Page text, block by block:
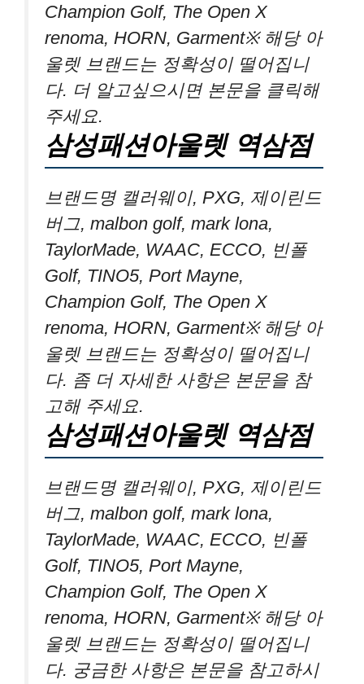
Champion Golf, The Open X
renoma, HORN, Garment※ 해당 아
울렛 브랜드는 정확성이 떨어집니
다. 더 알고싶으시면 본문을 클릭해
주세요.
삼성패션아울렛 역삼점
브랜드명 캘러웨이, PXG, 제이린드
버그, malbon golf, mark lona,
TaylorMade, WAAC, ECCO, 빈폴
Golf, TINO5, Port Mayne,
Champion Golf, The Open X
renoma, HORN, Garment※ 해당 아
울렛 브랜드는 정확성이 떨어집니
다. 좀 더 자세한 사항은 본문을 참
고해 주세요.
삼성패션아울렛 역삼점
브랜드명 캘러웨이, PXG, 제이린드
버그, malbon golf, mark lona,
TaylorMade, WAAC, ECCO, 빈폴
Golf, TINO5, Port Mayne,
Champion Golf, The Open X
renoma, HORN, Garment※ 해당 아
울렛 브랜드는 정확성이 떨어집니
다. 궁금한 사항은 본문을 참고하시